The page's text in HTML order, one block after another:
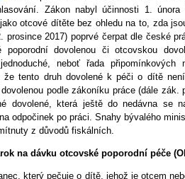
Zákon nabyl účinnosti 1.
otcové dítěte bez ohledu na to, zda
prosince 2017) poprvé čerpat dle české
poporodní dovolenou či otcovskou
neboť řada
že tento druh dovolené k péči o dítě
podle zákoníku práce (dále
dovolené, která ještě do nedávna se
odpočinek po práci. Snahy bývalého
z důvodů fiskálních.
na dávku otcovské poporodní péče
který pečuje o dítě, jehož je otcem